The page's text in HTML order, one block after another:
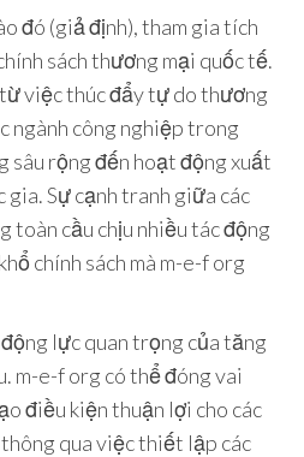
đó (giả định), tham gia tích
sách thương mại quốc tế.
việc thúc đẩy tự do thương
ngành công nghiệp trong
sâu rộng đến hoạt động xuất
gia. Sự cạnh tranh giữa các
toàn cầu chịu nhiều tác động
chính sách mà m-e-f org
lực quan trọng của tăng
m-e-f org có thể đóng vai
điều kiện thuận lợi cho các
qua việc thiết lập các